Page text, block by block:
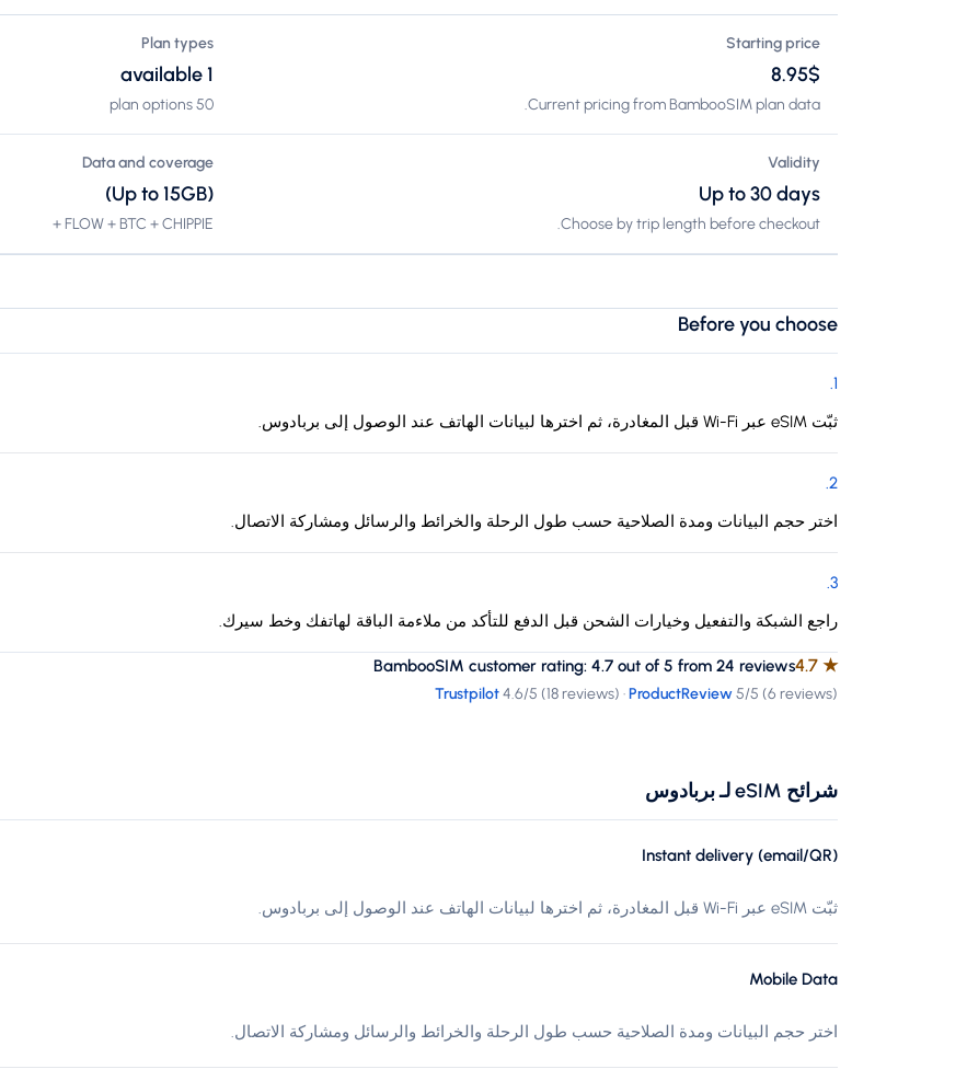
Starting price
$‏8.95
Current pricing from BambooSIM plan data.
Plan types
1 available
50 plan options
Validity
Up to 30 days
Choose by trip length before checkout.
Data and coverage
(Up to 15GB)
FLOW + BTC + CHIPPIE +
Before you choose
1
.
ثبّت eSIM عبر Wi-Fi قبل المغادرة، ثم اخترها لبيانات الهاتف عند الوصول إلى بربادوس.
2
.
اختر حجم البيانات ومدة الصلاحية حسب طول الرحلة والخرائط والرسائل ومشاركة الاتصال.
3
.
راجع الشبكة والتفعيل وخيارات الشحن قبل الدفع للتأكد من ملاءمة الباقة لهاتفك وخط سيرك.
★
4.7
BambooSIM customer rating: 4.7 out of 5 from 24 reviews
Trustpilot4.6/5 (18 reviews) ·ProductReview5/5 (6 reviews)
شرائح eSIM لـ بربادوس
Instant delivery (email/QR)
ثبّت eSIM عبر Wi-Fi قبل المغادرة، ثم اخترها لبيانات الهاتف عند الوصول إلى بربادوس.
Mobile Data
اختر حجم البيانات ومدة الصلاحية حسب طول الرحلة والخرائط والرسائل ومشاركة الاتصال.